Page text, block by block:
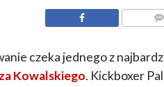
czeka jednego z
Kowalskiego. Kickboxer